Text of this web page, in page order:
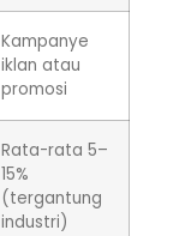
Kampanye
iklan atau
promosi
Rata-rata 5–
15%
(tergantung
industri)